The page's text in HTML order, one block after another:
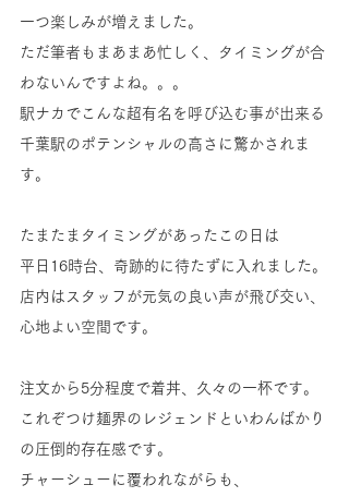
一つ楽しみが増えました。
ただ筆者もまあまあ忙しく、タイミングが合
わないんですよね。。。
駅ナカでこんな超有名を呼び込む事が出来る
千葉駅のポテンシャルの高さに驚かされま
す。
たまたまタイミングがあったこの日は
平日16時台、奇跡的に待たずに入れました。
店内はスタッフが元気の良い声が飛び交い、
心地よい空間です。
注文から5分程度で着丼、久々の一杯です。
これぞつけ麺界のレジェンドといわんばかり
の圧倒的存在感です。
チャーシューに覆われながらも、